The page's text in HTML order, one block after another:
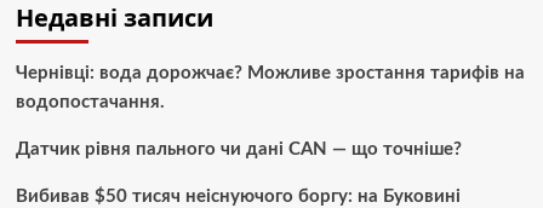
Недавні записи
Чернівці: вода дорожчає? Можливе зростання тарифів на
водопостачання.
Датчик рівня пального чи дані CAN — що точніше?
Вибивав $50 тисяч неіснуючого боргу: на Буковині